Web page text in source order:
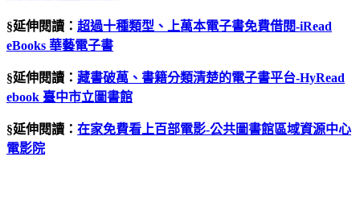
§延伸閱讀： 超過十種類型、上萬本電子書免費借閱-iRead
eBooks 華藝電子書
§延伸閱讀： 藏書破萬、書籍分類清楚的電子書平台-HyRead
ebook 臺中市立圖書館
§延伸閱讀： 在家免費看上百部電影-公共圖書館區域資源中心
電影院